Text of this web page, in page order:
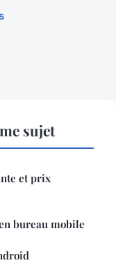
sujet
et prix
bureau mobile